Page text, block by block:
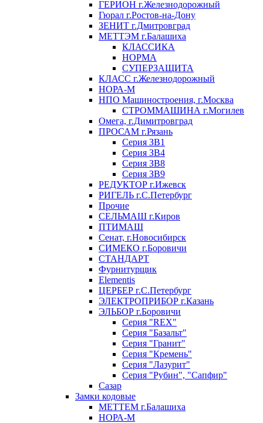
ГЕРИОН г.Железнодорожный
Гюрал г.Ростов-на-Дону
ЗЕНИТ г.Дмитровград
МЕТТЭМ г.Балашиха
КЛАССИКА
НОРМА
СУПЕРЗАЩИТА
КЛАСС г.Железнодорожный
НОРА-М
НПО Машиностроения, г.Москва
СТРОММАШИНА г.Могилев
Омега, г.Димитровград
ПРОСАМ г.Рязань
Серия ЗВ1
Серия ЗВ4
Серия ЗВ8
Серия ЗВ9
РЕДУКТОР г.Ижевск
РИГЕЛЬ г.С.Петербург
Прочие
СЕЛЬМАШ г.Киров
ПТИМАШ
Сенат, г.Новосибирск
СИМЕКО г.Боровичи
СТАНДАРТ
Фурнитурщик
Elementis
ЦЕРБЕР г.С.Петербург
ЭЛЕКТРОПРИБОР г.Казань
ЭЛЬБОР г.Боровичи
Серия "REX"
Серия "Базальт"
Серия "Гранит"
Серия "Кремень"
Серия "Лазурит"
Серия "Рубин", "Сапфир"
Сазар
Замки кодовые
МЕТТЕМ г.Балашиха
НОРА-М